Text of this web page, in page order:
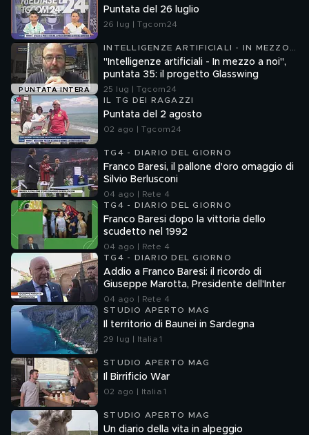
Puntata del 26 luglio
26 lug | Tgcom24
PUNTATA INTERA
INTELLIGENZE ARTIFICIALI - IN MEZZO
A NOI
"Intelligenze artificiali - In mezzo a noi",
puntata 35: il progetto Glasswing
25 lug | Tgcom24
IL TG DEI RAGAZZI
Puntata del 2 agosto
02 ago | Tgcom24
TG4 - DIARIO DEL GIORNO
Franco Baresi, il pallone d'oro omaggio di
Silvio Berlusconi
04 ago | Rete 4
TG4 - DIARIO DEL GIORNO
Franco Baresi dopo la vittoria dello
scudetto nel 1992
04 ago | Rete 4
TG4 - DIARIO DEL GIORNO
Addio a Franco Baresi: il ricordo di
Giuseppe Marotta, Presidente dell'Inter
04 ago | Rete 4
STUDIO APERTO MAG
Il territorio di Baunei in Sardegna
29 lug | Italia 1
STUDIO APERTO MAG
Il Birrificio War
02 ago | Italia 1
STUDIO APERTO MAG
Un diario della vita in alpeggio